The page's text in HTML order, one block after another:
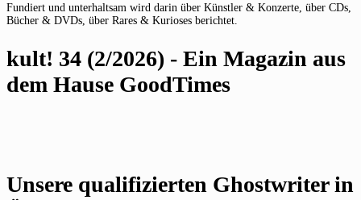
Fundiert und unterhaltsam wird darin über Künstler & Konzerte, über CDs,
Bücher & DVDs, über Rares & Kurioses berichtet.
kult! 34 (2/2026) - Ein Magazin aus
dem Hause GoodTimes
Unsere qualifizierten Ghostwriter in